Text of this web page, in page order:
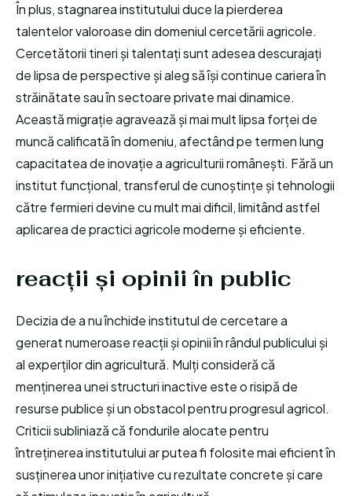
În plus, stagnarea institutului duce la pierderea
talentelor valoroase din domeniul cercetării agricole.
Cercetătorii tineri și talentați sunt adesea descurajați
de lipsa de perspective și aleg să își continue cariera în
străinătate sau în sectoare private mai dinamice.
Această migrație agravează și mai mult lipsa forței de
muncă calificată în domeniu, afectând pe termen lung
capacitatea de inovație a agriculturii românești. Fără un
institut funcțional, transferul de cunoștințe și tehnologii
către fermieri devine cu mult mai dificil, limitând astfel
aplicarea de practici agricole moderne și eficiente.
reacții și opinii în public
Decizia de a nu închide institutul de cercetare a
generat numeroase reacții și opinii în rândul publicului și
al experților din agricultură. Mulți consideră că
menținerea unei structuri inactive este o risipă de
resurse publice și un obstacol pentru progresul agricol.
Criticii subliniază că fondurile alocate pentru
întreținerea institutului ar putea fi folosite mai eficient în
susținerea unor inițiative cu rezultate concrete și care